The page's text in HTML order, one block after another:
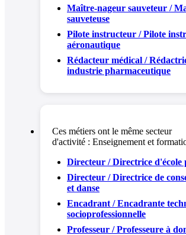
Maître-nageur sauveteur /
sauveteuse
Pilote instructeur / Pilote
aéronautique
Rédacteur médical /
industrie pharmaceutique
Ces métiers ont le même secteur
d'activité : Enseignement et
Directeur / Directrice d'école
Directeur / Directrice de
et danse
Encadrant / Encadrante
socioprofessionnelle
Professeur / Professeure à